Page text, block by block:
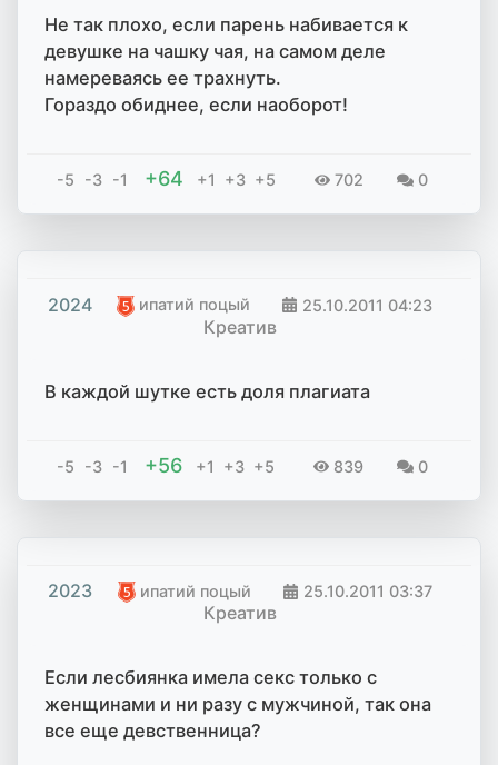
Не так плохо, если парень набивается к
девушке на чашку чая, на самом деле
намереваясь ее трахнуть.
Гораздо обиднее, если наоборот!
-5 -3 -1 +64 +1 +3 +5 702 0
2024 ипатий поцый 25.10.2011 04:23
Креатив
В каждой шутке есть доля плагиата
-5 -3 -1 +56 +1 +3 +5 839 0
2023 ипатий поцый 25.10.2011 03:37
Креатив
Если лесбиянка имела секс только с
женщинами и ни разу с мужчиной, так она
все еще девственница?